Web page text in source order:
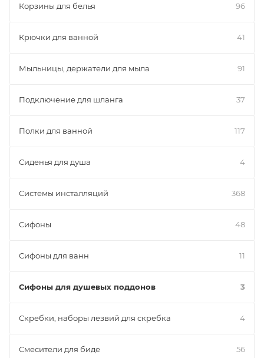
Корзины для белья 96
Крючки для ванной 41
Мыльницы, держатели для мыла 91
Подключение для шланга 37
Полки для ванной 117
Сиденья для душа 4
Системы инсталляций 368
Сифоны 48
Сифоны для ванн 11
Сифоны для душевых поддонов 3
Скребки, наборы лезвий для скребка 4
Смесители для биде 56